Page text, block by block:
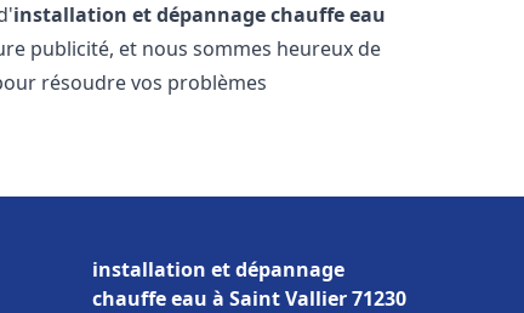
installation et dépannage chauffe eau
publicité, et nous sommes heureux de
résoudre vos problèmes
installation et dépannage
chauffe eau à Saint Vallier 71230